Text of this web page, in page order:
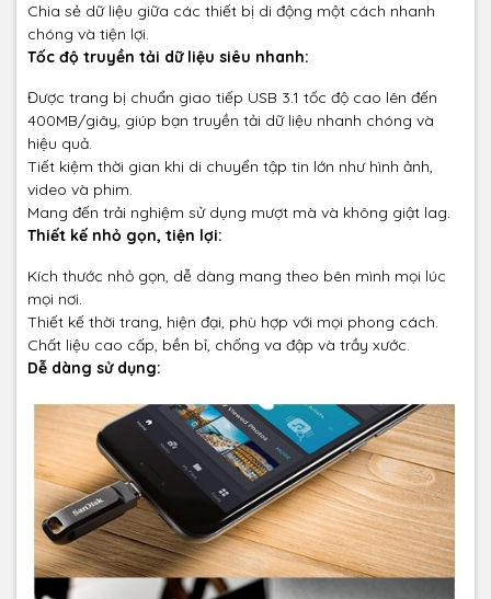
Chia sẻ dữ liệu giữa các thiết bị di động một cách nhanh
chóng và tiện lợi.
Tốc độ truyền tải dữ liệu siêu nhanh:
Được trang bị chuẩn giao tiếp USB 3.1 tốc độ cao lên đến
400MB/giây, giúp bạn truyền tải dữ liệu nhanh chóng và
hiệu quả.
Tiết kiệm thời gian khi di chuyển tập tin lớn như hình ảnh,
video và phim.
Mang đến trải nghiệm sử dụng mượt mà và không giật lag.
Thiết kế nhỏ gọn, tiện lợi:
Kích thước nhỏ gọn, dễ dàng mang theo bên mình mọi lúc
mọi nơi.
Thiết kế thời trang, hiện đại, phù hợp với mọi phong cách.
Chất liệu cao cấp, bền bỉ, chống va đập và trầy xước.
Dễ dàng sử dụng: